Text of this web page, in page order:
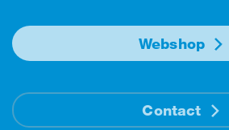
Webshop
Contact